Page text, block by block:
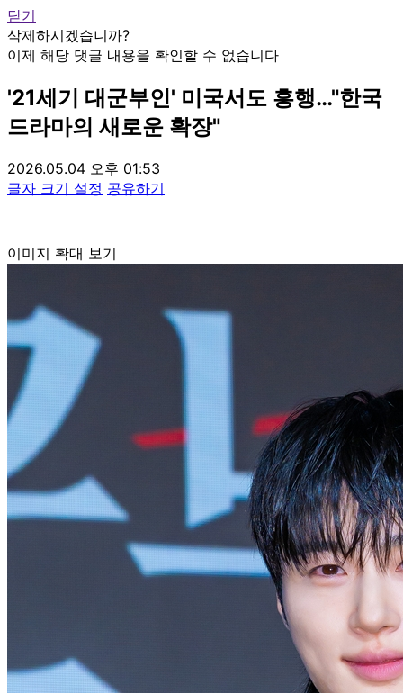
닫기
삭제하시겠습니까?
이제 해당 댓글 내용을 확인할 수 없습니다
'21세기 대군부인' 미국서도 흥행…"한국
드라마의 새로운 확장"
2026.05.04 오후 01:53
글자 크기 설정 공유하기
이미지 확대 보기